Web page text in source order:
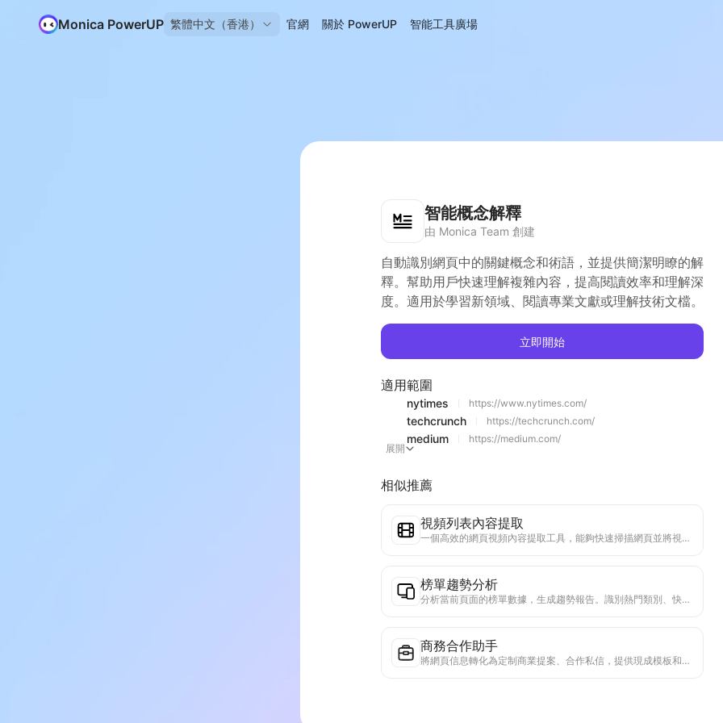
Monica PowerUP 繁體中文（香港） 官網 關於 PowerUP 智能工具廣場
智能概念解釋
由 Monica Team 創建
自動識別網頁中的關鍵概念和術語，並提供簡潔明瞭的解
釋。幫助用戶快速理解複雜內容，提高閱讀效率和理解深
度。適用於學習新領域、閱讀專業文獻或理解技術文檔。
立即開始
適用範圍
nytimes https://www.nytimes.com/
techcrunch https://techcrunch.com/
medium
https://medium.com/
展開
相似推薦
視頻列表內容提取
一個高效的網頁視頻內容提取工具，能夠快速掃描網頁並將視頻信息整理成結構化的Markdown表格。
榜單趨勢分析
分析當前頁面的榜單數據，生成趨勢報告。識別熱門類別、快速上升的產品類型和新興技術。提供即時市場洞察，助你理解最新產品趨勢和市場動向。
商務合作助手
將網頁信息轉化為定制商業提案、合作私信，提供現成模板和跟進指南，簡化協作流程。